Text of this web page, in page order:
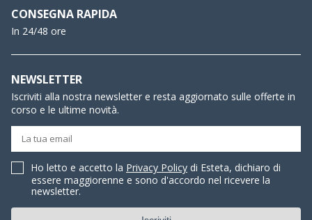
CONSEGNA RAPIDA
In 24/48 ore
NEWSLETTER
Iscriviti alla nostra newsletter e resta aggiornato sulle offerte in
corso e le ultime novità.
Ho letto e accetto la Privacy Policy di Esteta, dichiaro di
essere maggiorenne e sono d'accordo nel ricevere la
newsletter.